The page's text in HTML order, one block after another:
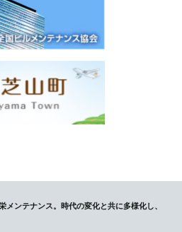
メンテナンス。時代の変化と共に多様化し、